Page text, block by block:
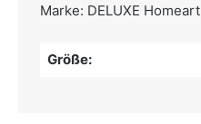
Marke: DELUXE Homeart
Größe: